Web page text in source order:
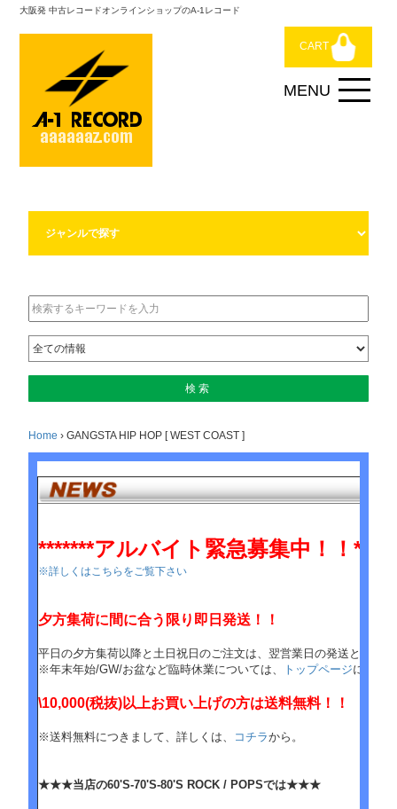
大阪発 中古レコードオンラインショップのA-1レコード
CART
Home ›GANGSTA HIP HOP [ WEST COAST ]
*******アルバイト緊急募集中！！
※詳しくはこちらをご覧下さい
夕方集荷に間に合う限り即日発送！！
平日の夕方集荷以降と土日祝日のご注文は、翌営業日の発送となり
※年末年始/GW/お盆など臨時休業については、
トップページにてお
\10,000(税抜)以上お買い上げの方は送料無料！！
※送料無料につきまして、詳しくは、 コチラから。
★★★当店の60'S-70'S-80'S ROCK / POPSでは★★★